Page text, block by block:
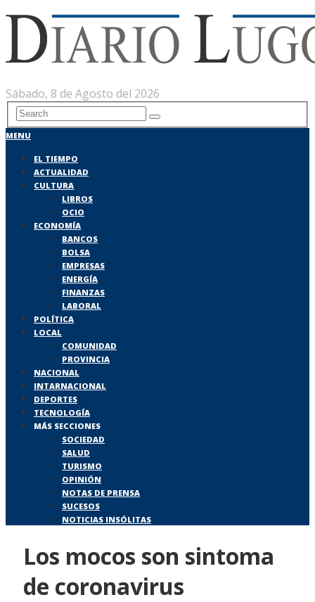
Sábado, 8 de Agosto del 2026
MENU
EL TIEMPO
ACTUALIDAD
CULTURA
LIBROS
OCIO
ECONOMÍA
BANCOS
BOLSA
EMPRESAS
ENERGÍA
FINANZAS
LABORAL
POLÍTICA
LOCAL
COMUNIDAD
PROVINCIA
NACIONAL
INTARNACIONAL
DEPORTES
TECNOLOGÍA
MÁS SECCIONES
SOCIEDAD
SALUD
TURISMO
OPINIÓN
NOTAS DE PRENSA
SUCESOS
NOTICIAS INSÓLITAS
Los mocos son sintoma
de coronavirus